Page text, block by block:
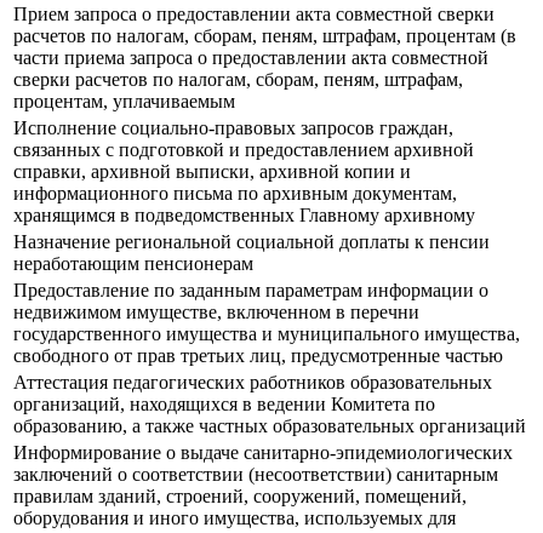
Прием запроса о предоставлении акта совместной сверки
расчетов по налогам, сборам, пеням, штрафам, процентам (в
части приема запроса о предоставлении акта совместной
сверки расчетов по налогам, сборам, пеням, штрафам,
процентам, уплачиваемым
Исполнение социально-правовых запросов граждан,
связанных с подготовкой и предоставлением архивной
справки, архивной выписки, архивной копии и
информационного письма по архивным документам,
хранящимся в подведомственных Главному архивному
Назначение региональной социальной доплаты к пенсии
неработающим пенсионерам
Предоставление по заданным параметрам информации о
недвижимом имуществе, включенном в перечни
государственного имущества и муниципального имущества,
свободного от прав третьих лиц, предусмотренные частью
Аттестация педагогических работников образовательных
организаций, находящихся в ведении Комитета по
образованию, а также частных образовательных организаций
Информирование о выдаче санитарно-эпидемиологических
заключений о соответствии (несоответствии) санитарным
правилам зданий, строений, сооружений, помещений,
оборудования и иного имущества, используемых для